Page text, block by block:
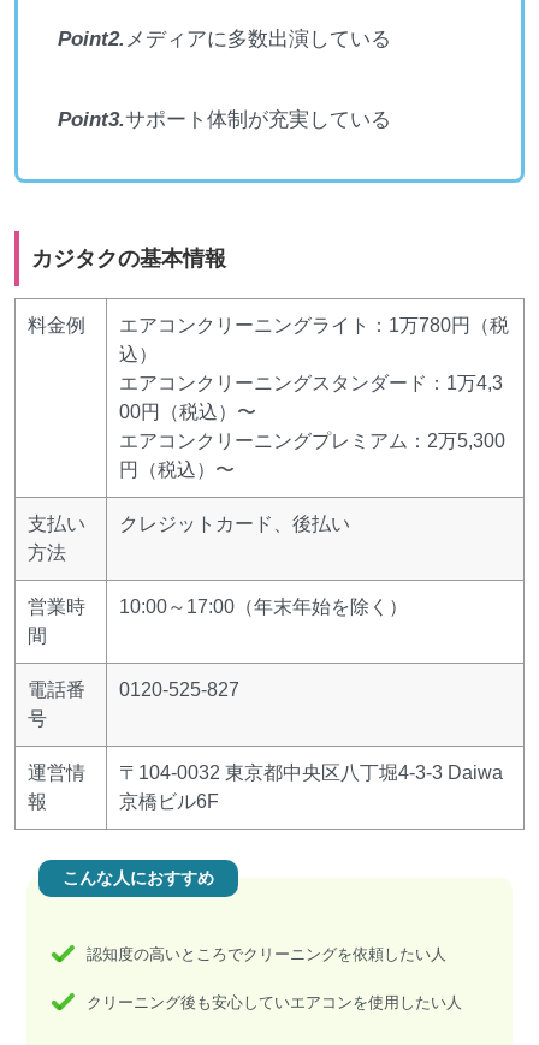
Point2.メディアに多数出演している
Point3.サポート体制が充実している
カジタクの基本情報
料金例
エアコンクリーニングライト：1万780円（税
込）
エアコンクリーニングスタンダード：1万4,3
00円（税込）〜
エアコンクリーニングプレミアム：2万5,300
円（税込）〜
支払い
方法
クレジットカード、後払い
営業時
間
10:00～17:00（年末年始を除く）
電話番
号
0120-525-827
運営情
報
〒104-0032 東京都中央区八丁堀4-3-3 Daiwa
京橋ビル6F
こんな人におすすめ
認知度の高いところでクリーニングを依頼したい人
クリーニング後も安心していエアコンを使用したい人